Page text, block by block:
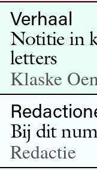
Verhaal
Notitie in
letters
Klaske
Bij dit
Redactie